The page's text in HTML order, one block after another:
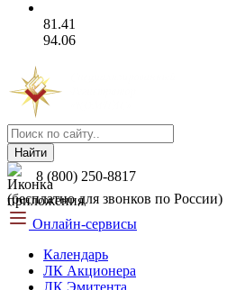
81.41
94.06
Найти
8 (800) 250-8817
(бесплатно для звонков по России)
Онлайн-сервисы
Календарь
ЛК Акционера